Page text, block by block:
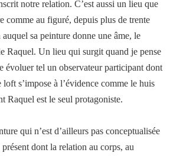
notre relation. C’est aussi un lieu que
comme au figuré, depuis plus de trente
sa peinture donne une âme, le
Raquel. Un lieu qui surgit quand je pense
évoluer tel un observateur participant dont
loft s’impose à l’évidence comme le huis
Raquel est le seul protagoniste.
qui n’est d’ailleurs pas conceptualisée
dont la relation au corps, au